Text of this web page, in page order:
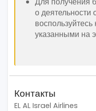
о деятельности
указанными на
Контакты
EL AL Israel Airlines